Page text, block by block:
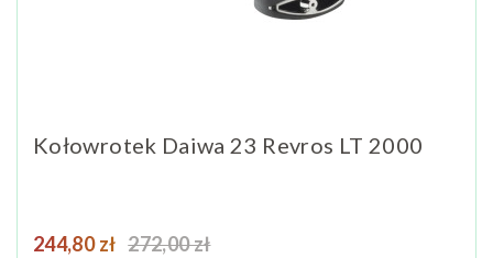
Kołowrotek Daiwa 23 Revros LT 2000
Cena
244,80 zł Cena podstawowa
272,00 zł